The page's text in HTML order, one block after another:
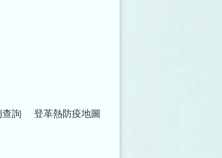
詢 登革熱防疫地圖